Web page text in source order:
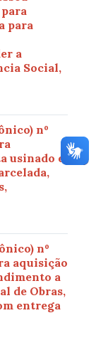
para
a
Social,
nº
usinado e
nº
aquisição
a
de Obras,
entrega